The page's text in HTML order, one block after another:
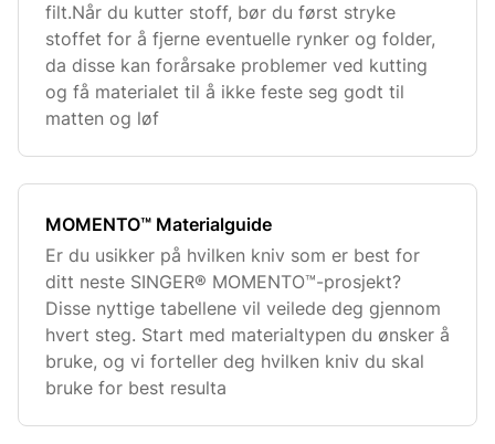
filt.Når du kutter stoff, bør du først stryke
stoffet for å fjerne eventuelle rynker og folder,
da disse kan forårsake problemer ved kutting
og få materialet til å ikke feste seg godt til
matten og løf
MOMENTO™ Materialguide
Er du usikker på hvilken kniv som er best for
ditt neste SINGER® MOMENTO™-prosjekt?
Disse nyttige tabellene vil veilede deg gjennom
hvert steg. Start med materialtypen du ønsker å
bruke, og vi forteller deg hvilken kniv du skal
bruke for best resulta